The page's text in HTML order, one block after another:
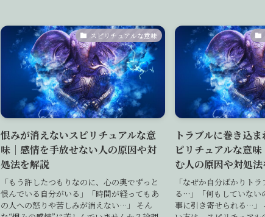
スピリチュアルな意味
恨みが消えないスピリチュアルな意
味｜感情を手放せない人の原因や対
処法を解説
「もう許したつもりなのに、心の奥でずっと
恨んでいる自分がいる」「時間が経ってもあ
の人への怒りや苦しみが消えない…」 そん
トラブルに巻き込
ピリチュアルな意
む人の原因や対処
「なぜか自分ばかりト
る…」「何もしていない
事に引き寄せられる…」